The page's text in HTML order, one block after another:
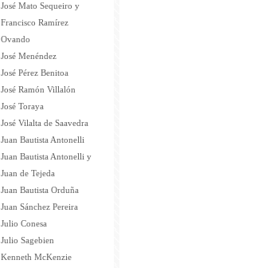
José Mato Sequeiro y
Francisco Ramírez
Ovando
José Menéndez
José Pérez Benitoa
José Ramón Villalón
José Toraya
José Vilalta de Saavedra
Juan Bautista Antonelli
Juan Bautista Antonelli y
Juan de Tejeda
Juan Bautista Orduña
Juan Sánchez Pereira
Julio Conesa
Julio Sagebien
Kenneth McKenzie